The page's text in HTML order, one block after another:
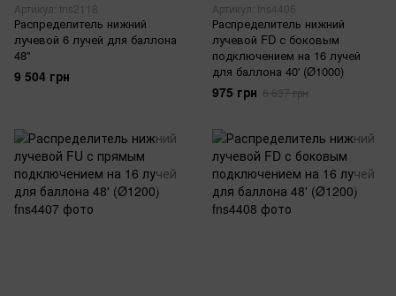
Артикул: fns2118
Распределитель нижний
лучевой 6 лучей для баллона
48"
9 504 грн
Артикул: fns4406
Распределитель нижний
лучевой FD с боковым
подключением на 16 лучей
для баллона 40' (Ø1000)
975 грн 6 637 грн